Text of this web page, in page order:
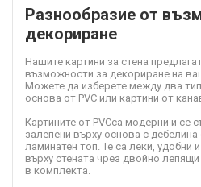
Разнообразие от
декориране
Нашите картини за стена
възможности за декориране на
Можете да изберете между два
основа от PVC или картини от
Картините от PVCса модерни и се
залепени върху основа с
ламинатен топ. Те са леки, удобни
върху стената чрез двойно
в комплекта.